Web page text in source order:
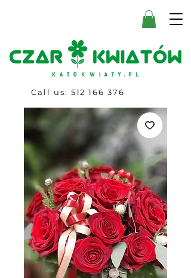
Call us: 512 166 376